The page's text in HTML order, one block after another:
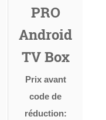
PRO
Android
TV Box
Prix avant
code de
réduction: